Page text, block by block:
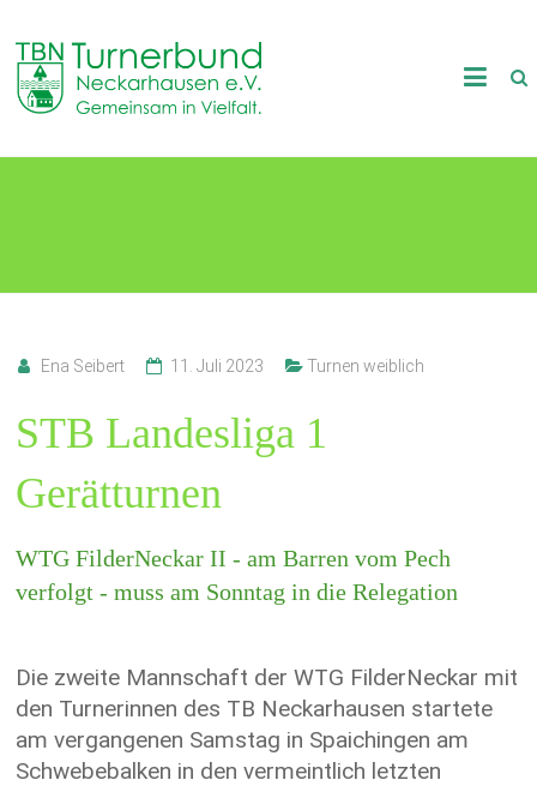
content
TB
Neckarhausen
in
Ena Seibert 11. Juli 2023 Turnen weiblich
STB Landesliga 1
Gerätturnen
WTG FilderNeckar II - am Barren vom Pech
verfolgt - muss am Sonntag in die Relegation
Die zweite Mannschaft der WTG FilderNeckar mit
den Turnerinnen des TB Neckarhausen startete
am vergangenen Samstag in Spaichingen am
Schwebebalken in den vermeintlich letzten